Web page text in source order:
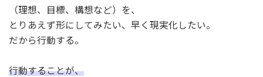
（理想、目標、構想など）を、
とりあえず形にしてみたい、早く現実化したい。
だから行動する。
行動することが、